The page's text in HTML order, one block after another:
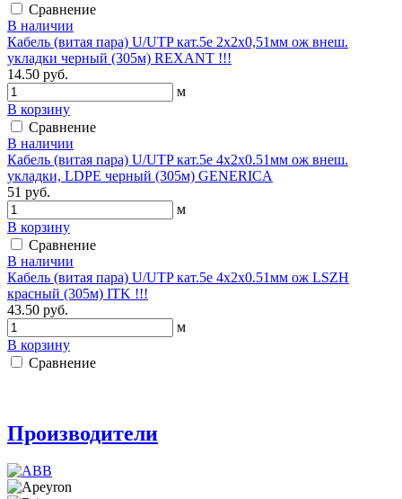
Сравнение
В наличии
Кабель (витая пара) U/UTP кат.5е 2х2х0,51мм ож внеш.
укладки черный (305м) REXANT !!!
14.50 руб.
м
В корзину
Сравнение
В наличии
Кабель (витая пара) U/UTP кат.5е 4х2х0.51мм ож внеш.
укладки, LDPE черный (305м) GENERICA
51 руб.
м
В корзину
Сравнение
В наличии
Кабель (витая пара) U/UTP кат.5е 4х2х0.51мм ож LSZH
красный (305м) ITK !!!
43.50 руб.
м
В корзину
Сравнение
Производители